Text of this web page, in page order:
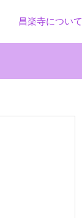
昌楽寺について